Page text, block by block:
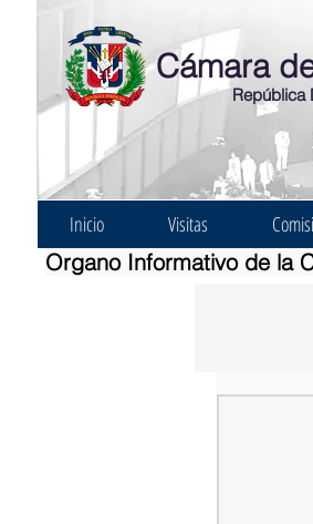
Cámara
República
Inicio Visitas
Organo Informativo de la